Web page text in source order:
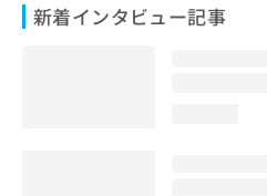
新着インタビュー記事